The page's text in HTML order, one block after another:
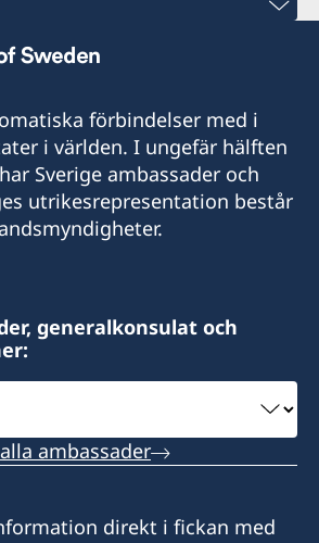
14.00 – 15.00
förbindelser med i
i världen. I ungefär hälften
Sverige ambassader och
utrikesrepresentation består
generalkonsulat och
ambassader
direkt i fickan med